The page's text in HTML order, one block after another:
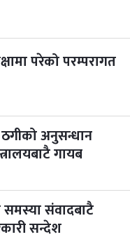
२ महिना बाँकी
२ महिना बाँकी
३ महिना बाँकी
परेको परम्परागत
ठगीको अनुसन्धान
गायब
संवादबाटै
सन्देश